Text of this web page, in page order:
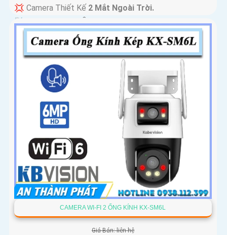
💢 Camera Thiết Kế 2 Mắt Ngoài Trời.
️📡 Tích Hợp :Thu Âm Và Loa.
CAMERA WI-FI 2 ỐNG KÍNH KX-SM6L
Giá Bán: liên hệ